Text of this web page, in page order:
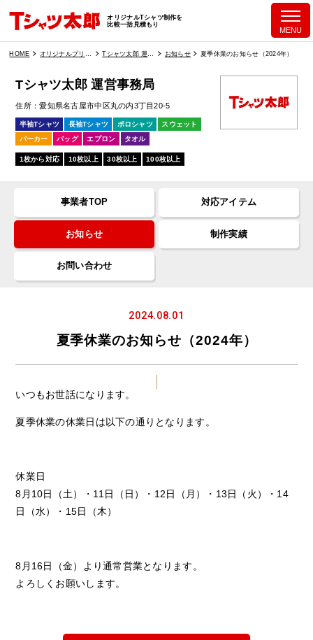
オリジナルTシャツ制作を
比較一括見積もり
HOME お知らせ 夏季休業のお知らせ（2024年）
Tシャツ太郎 運営事務局
住所 愛知県名古屋市中区丸の内3丁目20-5
半袖Tシャツ 長袖Tシャツ ポロシャツ
スウェット
パーカー
バッグ エプロン タオル
1枚から対応 10枚以上 30枚以上 100枚以上
事業者TOP 対応アイテム
お知らせ 制作実績
お問い合わせ
2024.08.01
夏季休業のお知らせ（2024年）
いつもお世話になります。
夏季休業の休業日は以下の通りとなります。
休業日
8月10日（土）・11日（日）・12日（月）・13日（火）・14
日（水）・15日（木）
8月16日（金）より通常営業となります。
よろしくお願いします。
MENU